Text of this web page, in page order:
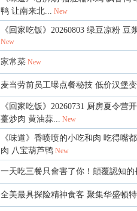
鸭 让南来北... New
《回家吃饭》20260803 绿豆凉粉
New
家常菜 New
麦当劳前员工曝点餐秘技 低价汉堡变
《回家吃饭》20260731 厨房夏令
薹炒肉 黄油蒜... New
《味道》香喷喷的小吃和肉 吃得嘴
肉 八宝葫芦鸭 New
一天吃三餐只會害了你！顛覆認知的
全美最具探险精神食客 聚集华盛顿